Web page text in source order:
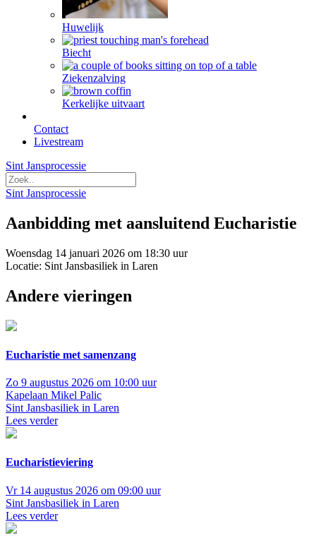
Huwelijk
Biecht
Ziekenzalving
Kerkelijke uitvaart
Contact
Livestream
Sint Jansprocessie
Sint Jansprocessie
Aanbidding met aansluitend Eucharistie
Woensdag 14 januari 2026 om 18:30 uur
Locatie: Sint Jansbasiliek in Laren
Andere vieringen
Eucharistie met samenzang
Zo 9 augustus 2026 om 10:00 uur
Kapelaan Mikel Palic
Sint Jansbasiliek in Laren
Lees verder
Eucharistieviering
Vr 14 augustus 2026 om 09:00 uur
Sint Jansbasiliek in Laren
Lees verder